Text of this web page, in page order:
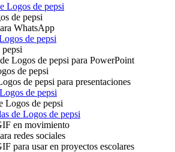
Logos de pepsi
de pepsi
WhatsApp
de pepsi
Logos de pepsi para PowerPoint
de pepsi
de pepsi para presentaciones
de pepsi
Logos de pepsi
de Logos de pepsi
en movimiento
redes sociales
para usar en proyectos escolares